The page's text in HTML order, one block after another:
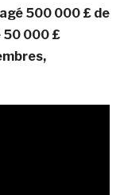
500 000 £ de
50 000 £